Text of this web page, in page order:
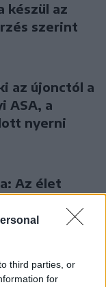
third parties, or
for
készül az
szerint
az újonctól a
ASA, a
nyerni
Az élet